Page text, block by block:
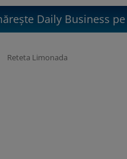
Daily Business pe
Reteta Limonada